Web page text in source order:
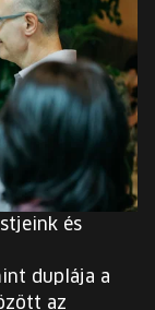
és
duplája a
az